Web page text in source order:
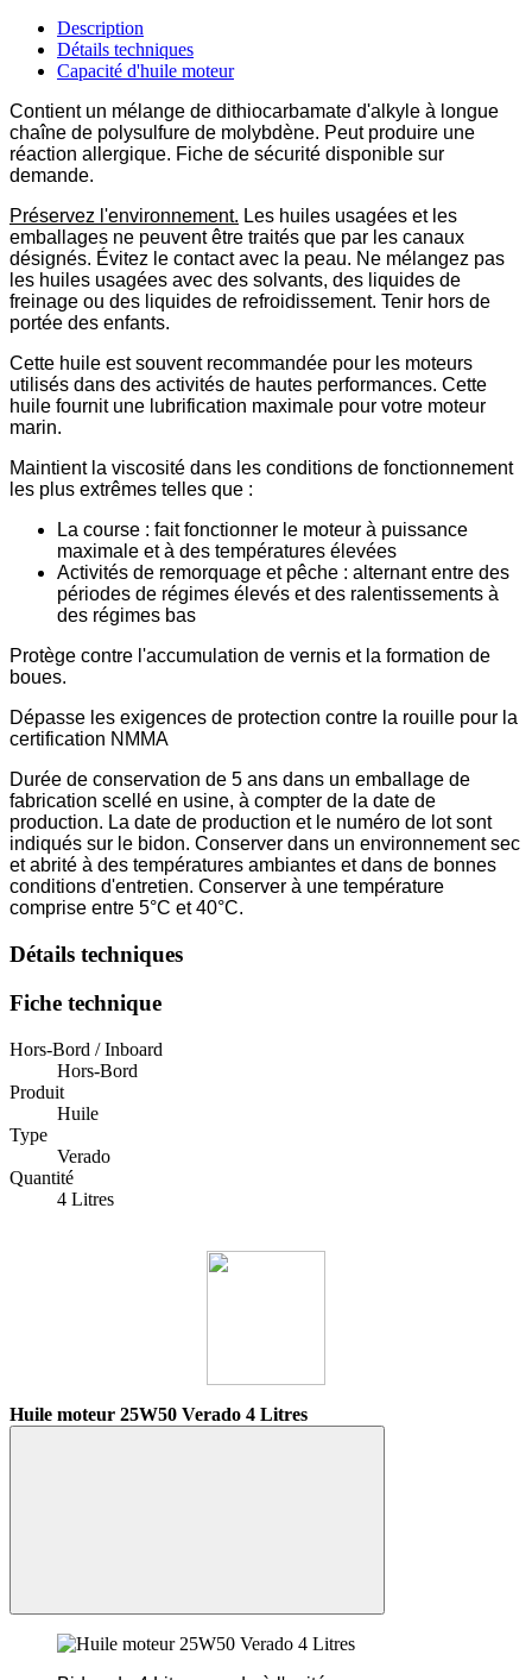
Description
Détails techniques
Capacité d'huile moteur
Contient un mélange de dithiocarbamate d'alkyle à longue
chaîne de polysulfure de molybdène. Peut produire une
réaction allergique. Fiche de sécurité disponible sur
demande.
Préservez l'environnement. Les huiles usagées et les
emballages ne peuvent être traités que par les canaux
désignés. Évitez le contact avec la peau. Ne mélangez pas
les huiles usagées avec des solvants, des liquides de
freinage ou des liquides de refroidissement. Tenir hors de
portée des enfants.
Cette huile est souvent recommandée pour les moteurs
utilisés dans des activités de hautes performances. Cette
huile fournit une lubrification maximale pour votre moteur
marin.
Maintient la viscosité dans les conditions de fonctionnement
les plus extrêmes telles que :
La course : fait fonctionner le moteur à puissance
maximale et à des températures élevées
Activités de remorquage et pêche : alternant entre des
périodes de régimes élevés et des ralentissements à
des régimes bas
Protège contre l'accumulation de vernis et la formation de
boues.
Dépasse les exigences de protection contre la rouille pour la
certification NMMA
Durée de conservation de 5 ans dans un emballage de
fabrication scellé en usine, à compter de la date de
production. La date de production et le numéro de lot sont
indiqués sur le bidon. Conserver dans un environnement sec
et abrité à des températures ambiantes et dans de bonnes
conditions d'entretien. Conserver à une température
comprise entre 5°C et 40°C.
Détails techniques
Fiche technique
Hors-Bord / Inboard
Hors-Bord
Produit
Huile
Type
Verado
Quantité
4 Litres
Huile moteur 25W50 Verado 4 Litres